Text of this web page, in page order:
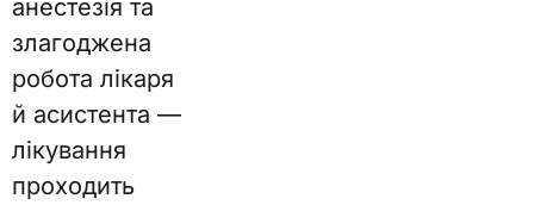
анестезія та
злагоджена
робота лікаря
й асистента —
лікування
проходить